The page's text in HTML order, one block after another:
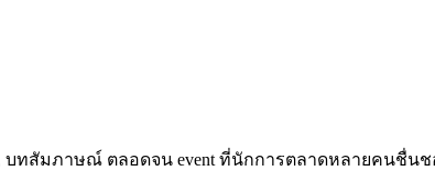
มภาษณ์ ตลอดจน event ที่นักการตลาดหลายคนชื่นชอบ